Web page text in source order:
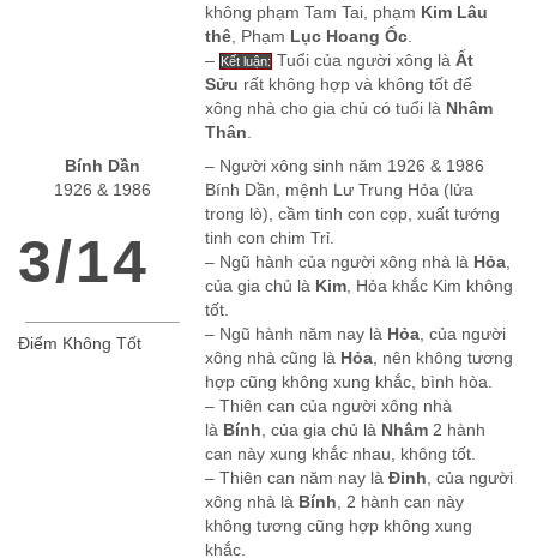
không phạm Tam Tai, phạm Kim Lâu
thê , Phạm Lục Hoang Ốc
– Kết luận: Tuổi của người xông là Ất
Sửu rất không hợp và không tốt để
xông nhà cho gia chủ có tuổi là Nhâm
Thân
Bính Dần
1926 & 1986
3/14
Điểm Không Tốt
– Người xông sinh năm 1926 & 1986
Bính Dần, mệnh Lư Trung Hỏa (lửa
trong lò), cầm tinh con cọp, xuất tướng
tinh con chim Trỉ.
– Ngũ hành của người xông nhà là Hỏa
của gia chủ là Kim , Hỏa khắc Kim không
tốt.
– Ngũ hành năm nay là Hỏa , của người
xông nhà cũng là Hỏa , nên không tương
hợp cũng không xung khắc, bình hòa.
– Thiên can của người xông nhà
là Bính , của gia chủ là Nhâm 2 hành
can này xung khắc nhau, không tốt.
– Thiên can năm nay là Đinh , của người
xông nhà là Bính , 2 hành can này
không tương cũng hợp không xung
khắc.